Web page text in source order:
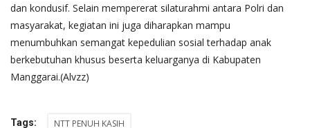
dan kondusif. Selain mempererat silaturahmi antara Polri dan
masyarakat, kegiatan ini juga diharapkan mampu
menumbuhkan semangat kepedulian sosial terhadap anak
berkebutuhan khusus beserta keluarganya di Kabupaten
Manggarai.(Alvzz)
Tags: NTT PENUH KASIH